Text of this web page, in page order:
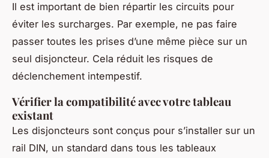
Il est important de bien répartir les circuits pour
éviter les surcharges. Par exemple, ne pas faire
passer toutes les prises d’une même pièce sur un
seul disjoncteur. Cela réduit les risques de
déclenchement intempestif.
Vérifier la compatibilité avec votre tableau
existant
Les disjoncteurs sont conçus pour s’installer sur un
rail DIN, un standard dans tous les tableaux